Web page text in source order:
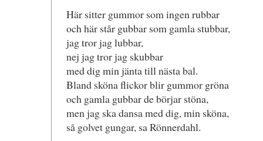
Här sitter gummor som ingen rubbar
och här står gubbar som gamla stubbar,
jag tror jag lubbar,
nej jag tror jag skubbar
med dig min jänta till nästa bal.
Bland sköna flickor blir gummor gröna
och gamla gubbar de börjar stöna,
men jag ska dansa med dig, min sköna,
så golvet gungar, sa Rönnerdahl.